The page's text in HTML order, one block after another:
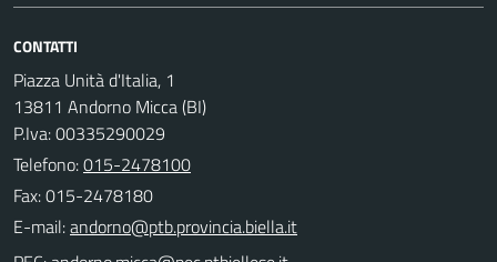
CONTATTI
Piazza Unità d'Italia, 1
13811 Andorno Micca (BI)
P.Iva: 00335290029
Telefono:015-2478100
Fax: 015-2478180
E-mail: